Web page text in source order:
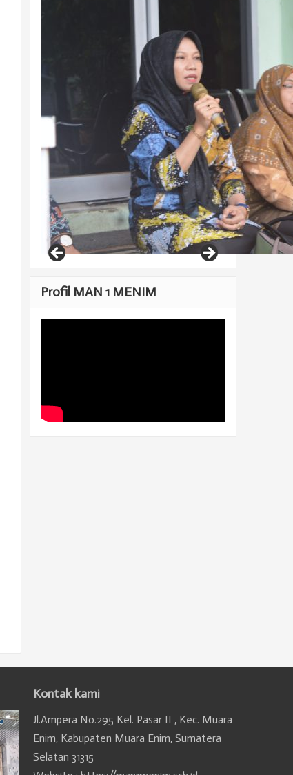
Profil MAN 1 MENIM
Kontak kami
Jl.Ampera No.295 Kel. Pasar II , Kec. Muara
Enim, Kabupaten Muara Enim, Sumatera
Selatan 31315